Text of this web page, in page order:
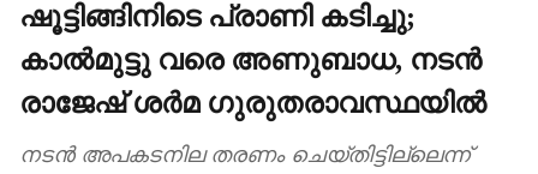
ഷൂട്ടിങ്ങിനിടെ പ്രാണി കടിച്ചു;
കാൽമുട്ടു വരെ അണുബാധ, നടൻ
രാജേഷ് ശര്‍മ ഗുരുതരാവസ്ഥയിൽ
നടൻ അപകടനില തരണം ചെയ്തിട്ടില്ലെന്ന്